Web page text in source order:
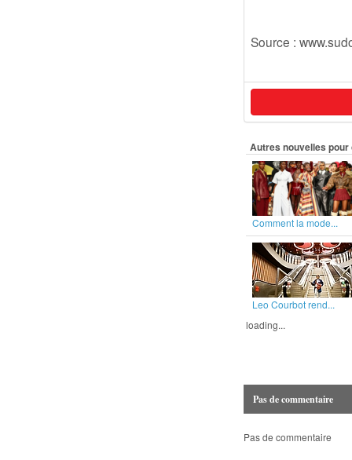
Source :
Autres nouvelles
Comment la mode...
Leo Courbot rend...
loading...
Pas de commentaire
Pas de commentaire